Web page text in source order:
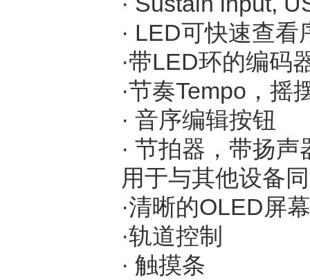
· LED可快速查
·带LED环的编码
·节奏Tempo，
· 音序编辑按钮
· 节拍器，带扬
用于与其他设备
·清晰的OLED屏
·轨道控制
· 触摸条